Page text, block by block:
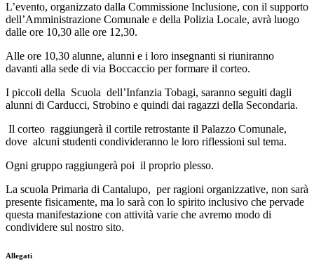
L’evento, organizzato dalla Commissione Inclusione, con il supporto
dell’Amministrazione Comunale e della Polizia Locale, avrà luogo
dalle ore 10,30 alle ore 12,30.
Alle ore 10,30 alunne, alunni e i loro insegnanti si riuniranno
davanti alla sede di via Boccaccio per formare il corteo.
I piccoli della Scuola dell’Infanzia Tobagi, saranno seguiti dagli
alunni di Carducci, Strobino e quindi dai ragazzi della Secondaria.
Il corteo raggiungerà il cortile retrostante il Palazzo Comunale,
dove alcuni studenti condivideranno le loro riflessioni sul tema.
Ogni gruppo raggiungerà poi il proprio plesso.
La scuola Primaria di Cantalupo, per ragioni organizzative, non sarà
presente fisicamente, ma lo sarà con lo spirito inclusivo che pervade
questa manifestazione con attività varie che avremo modo di
condividere sul nostro sito.
Allegati